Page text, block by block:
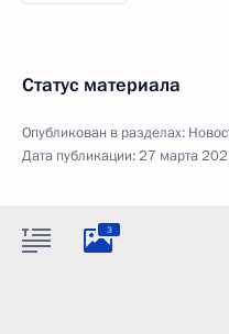
Статус материала
Опубликован в разделах:
Дата публикации:27 марта
3